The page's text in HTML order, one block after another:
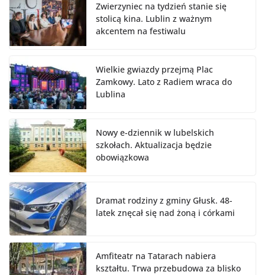
Zwierzyniec na tydzień stanie się
stolicą kina. Lublin z ważnym
akcentem na festiwalu
Wielkie gwiazdy przejmą Plac
Zamkowy. Lato z Radiem wraca do
Lublina
Nowy e-dziennik w lubelskich
szkołach. Aktualizacja będzie
obowiązkowa
Dramat rodziny z gminy Głusk. 48-
latek znęcał się nad żoną i córkami
Amfiteatr na Tatarach nabiera
kształtu. Trwa przebudowa za blisko